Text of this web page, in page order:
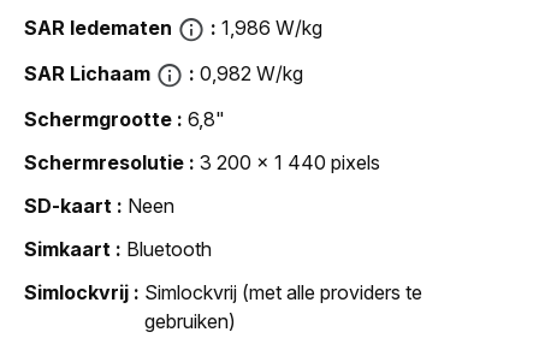
SAR ledematen
1,986 W/kg
SAR Lichaam
0,982 W/kg
Schermgrootte
6,8"
Schermresolutie
3 200 x 1 440 pixels
SD-kaart
Neen
Simkaart
Bluetooth
Simlockvrij
Simlockvrij (met alle providers te
gebruiken)